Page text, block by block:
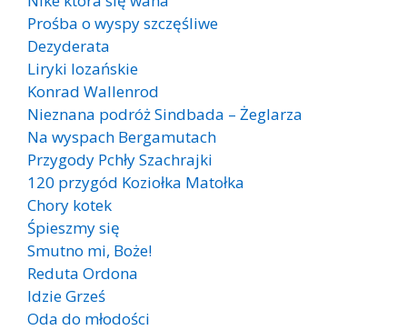
Prośba o wyspy szczęśliwe
Dezyderata
Liryki lozańskie
Konrad Wallenrod
Nieznana podróż Sindbada – Żeglarza
Na wyspach Bergamutach
Przygody Pchły Szachrajki
120 przygód Koziołka Matołka
Chory kotek
Śpieszmy się
Smutno mi, Boże!
Reduta Ordona
Idzie Grześ
Oda do młodości